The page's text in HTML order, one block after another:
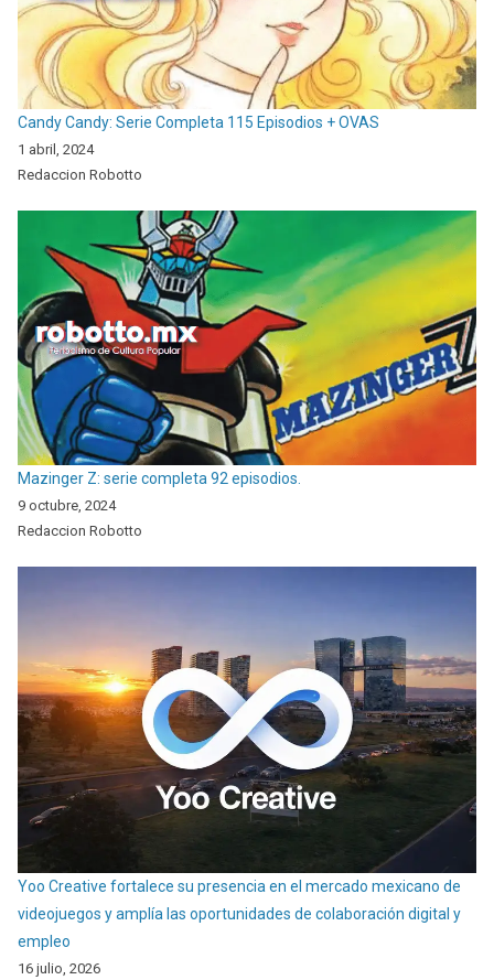
Candy Candy: Serie Completa 115 Episodios + OVAS
1 abril, 2024
Redaccion Robotto
Mazinger Z: serie completa 92 episodios.
9 octubre, 2024
Redaccion Robotto
Yoo Creative fortalece su presencia en el mercado mexicano de
videojuegos y amplía las oportunidades de colaboración digital y
empleo
16 julio, 2026